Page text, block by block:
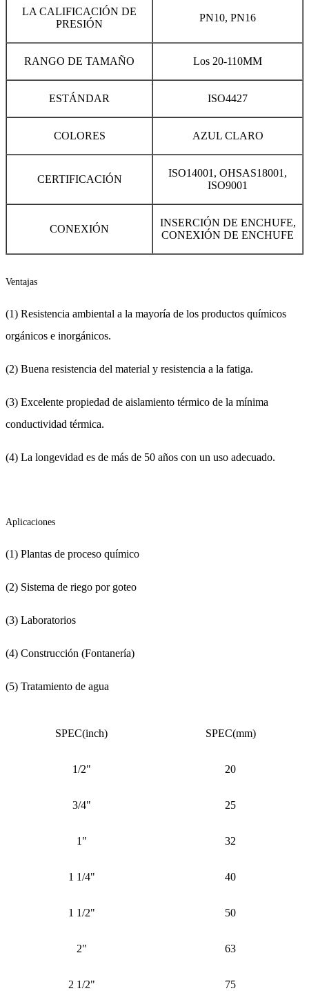
LA CALIFICACIÓN DE
PRESIÓN
PN10, PN16
RANGO DE TAMAÑO Los 20-110MM
ESTÁNDAR ISO4427
COLORES AZUL CLARO
CERTIFICACIÓN
ISO14001, OHSAS18001,
ISO9001
CONEXIÓN
INSERCIÓN DE ENCHUFE,
CONEXIÓN DE ENCHUFE
Ventajas
(1) Resistencia ambiental a la mayoría de los productos químicos
orgánicos e inorgánicos.
(2) Buena resistencia del material y resistencia a la fatiga.
(3) Excelente propiedad de aislamiento térmico de la mínima
conductividad térmica.
(4) La longevidad es de más de 50 años con un uso adecuado.
Aplicaciones
(1) Plantas de proceso químico
(2) Sistema de riego por goteo
(3) Laboratorios
(4) Construcción (Fontanería)
(5) Tratamiento de agua
SPEC(inch) SPEC(mm)
1/2" 20
3/4" 25
1" 32
1 1/4" 40
1 1/2" 50
2" 63
2 1/2" 75